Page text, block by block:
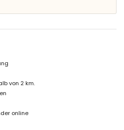
gegen Aufpreis
von 2 km.
online